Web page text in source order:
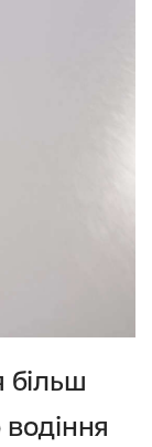
більш